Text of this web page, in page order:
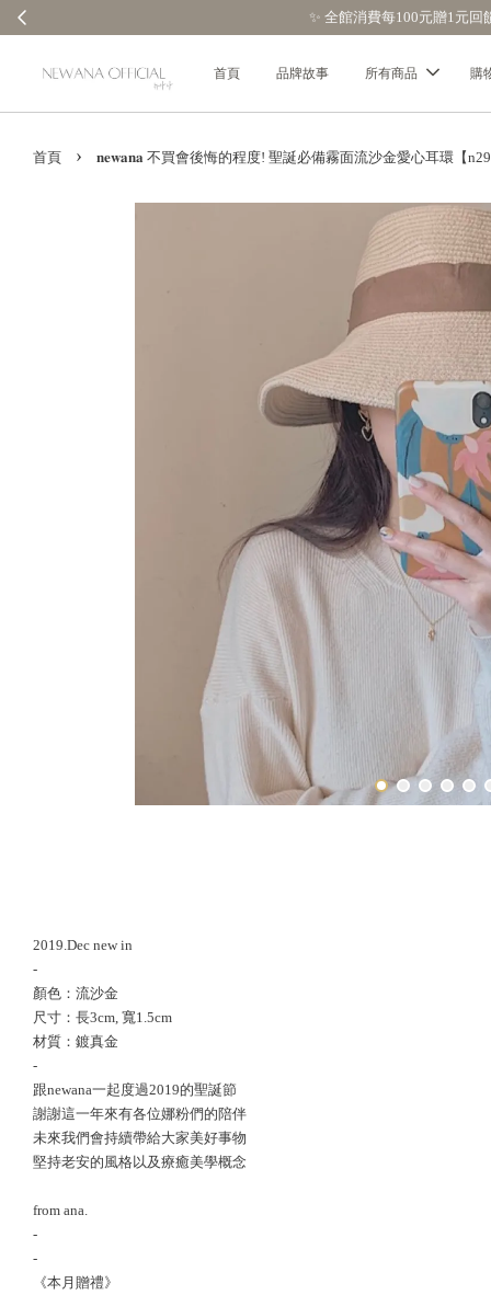
首頁 品牌故事 所有商品 購
首頁 › 𝐧𝐞𝐰𝐚𝐧𝐚 不買會後悔的程度! 聖誕必備霧面流沙金愛心耳環【
2019.Dec new in
-
顏色：流沙金
尺寸：長3cm, 寬1.5cm
材質：鍍真金
-
跟newana一起度過2019的聖誕節
謝謝這一年來有各位娜粉們的陪伴
未來我們會持續帶給大家美好事物
堅持老安的風格以及療癒美學概念
from ana.
-
-
《本月贈禮》